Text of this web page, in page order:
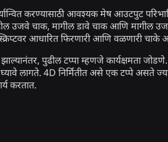
करण्यासाठी आवश्यक मेष आउटपुट
उजवे चाक, मागील डावे चाक आणि मागील
आधारित फिरणारी आणि वळणारी
पुढील टप्पा म्हणजे कार्यक्षमता
लागते. 4D निर्मितीत असे एक टप्पे असते ज्यात
करतात.